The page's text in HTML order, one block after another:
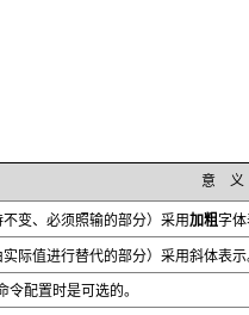
意 义
变、必须照输的部分）采用加粗字体
际值进行替代的部分）采用斜体表示
令配置时是可选的。